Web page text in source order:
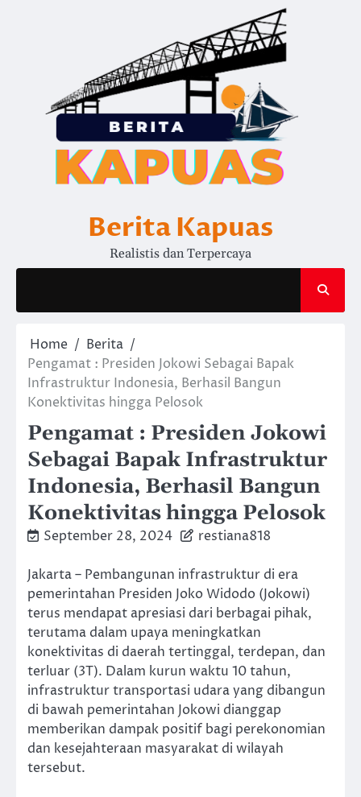
Berita Kapuas
Realistis dan Terpercaya
Home
Berita
Pengamat : Presiden Jokowi Sebagai Bapak
Infrastruktur Indonesia, Berhasil Bangun
Konektivitas hingga Pelosok
Pengamat : Presiden Jokowi
Sebagai Bapak Infrastruktur
Indonesia, Berhasil Bangun
Konektivitas hingga Pelosok
September 28, 2024 restiana818
Jakarta – Pembangunan infrastruktur di era
pemerintahan Presiden Joko Widodo (Jokowi)
terus mendapat apresiasi dari berbagai pihak,
terutama dalam upaya meningkatkan
konektivitas di daerah tertinggal, terdepan, dan
terluar (3T). Dalam kurun waktu 10 tahun,
infrastruktur transportasi udara yang dibangun
di bawah pemerintahan Jokowi dianggap
memberikan dampak positif bagi perekonomian
dan kesejahteraan masyarakat di wilayah
tersebut.